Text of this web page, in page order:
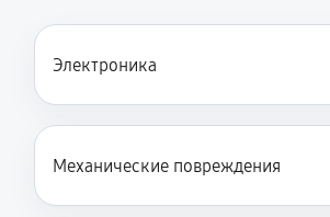
Ремонт
2400 руб
Ремонт стакана моечного
Электроника
Механические повреждения